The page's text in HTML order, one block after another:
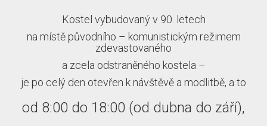
Kostel vybudovaný v 90. letech
na místě původního – komunistickým režimem
zdevastovaného
a zcela odstraněného kostela –
je po celý den otevřen k návštěvě a modlitbě, a to
od 8:00 do 18:00 (od dubna do září),